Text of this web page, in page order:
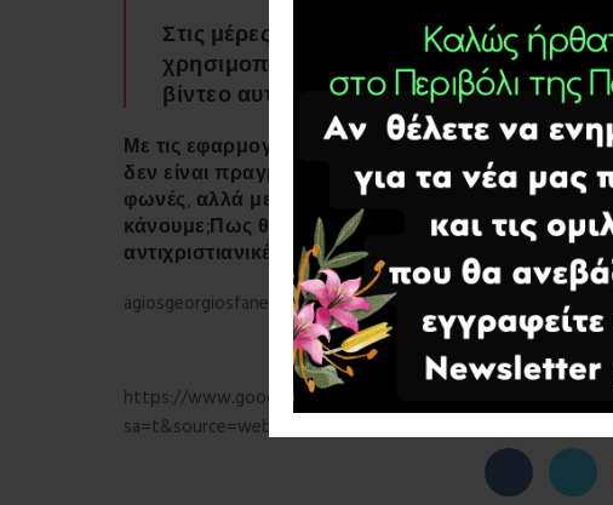
Στις μέρες μας δεν προλαβαίνουμε την
χρησιμοποιούμε για την δόξα του Θεού
βίντεο αυτού πιστεύω ότι θα σας
Με τις εφαρμογές σήμερα μπορούμε να γίνουμε
δεν είναι πραγματικές ,αλλά εικονικές.Τις
φωνές, αλλά με δικά μου λόγια.Στην καθημερινή
κάνουμε;Πως θα την αντιμετωπίσουμε; Είμαι
αντιχριστιανικές απόψεις.Η ζωή είναι γεμάτη
agiosgeorgiosfaneromenos.com
https://www.google.com/url?
sa=t&source=web&rct=j&opi=89978449&url=http://